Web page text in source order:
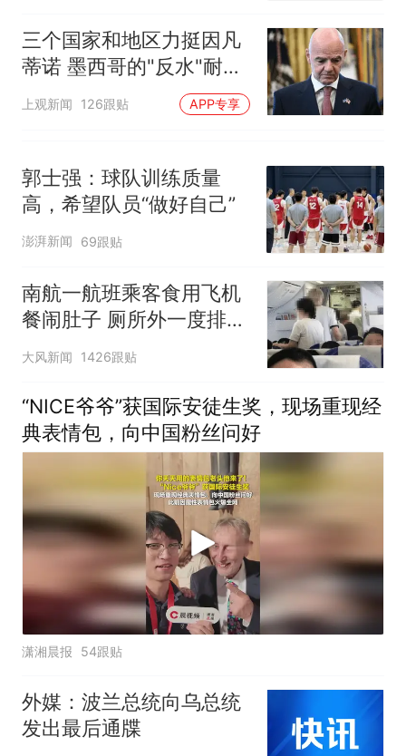
三个国家和地区力挺因凡
蒂诺 墨西哥的"反水"耐人
寻味
上观新闻 126跟贴 APP专享
郭士强：球队训练质量
高，希望队员“做好自己”
澎湃新闻 69跟贴
南航一航班乘客食用飞机
餐闹肚子 厕所外一度排长
队
大风新闻 1426跟贴
“NICE爷爷”获国际安徒生奖，现场重现经
典表情包，向中国粉丝问好
潇湘晨报 54跟贴
外媒：波兰总统向乌总统
发出最后通牒